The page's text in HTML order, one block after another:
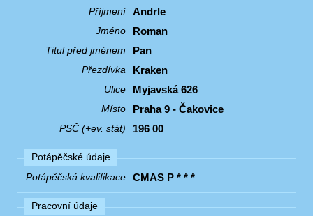
Příjmení
Andrle
Jméno Roman
Titul před jménem Pan
Přezdívka Kraken
Ulice Myjavská 626
Místo Praha 9 - Čakovice
PSČ (+ev. stát) 196 00
Potápěčské údaje
Potápěčská kvalifikace
CMAS P * * *
Pracovní údaje